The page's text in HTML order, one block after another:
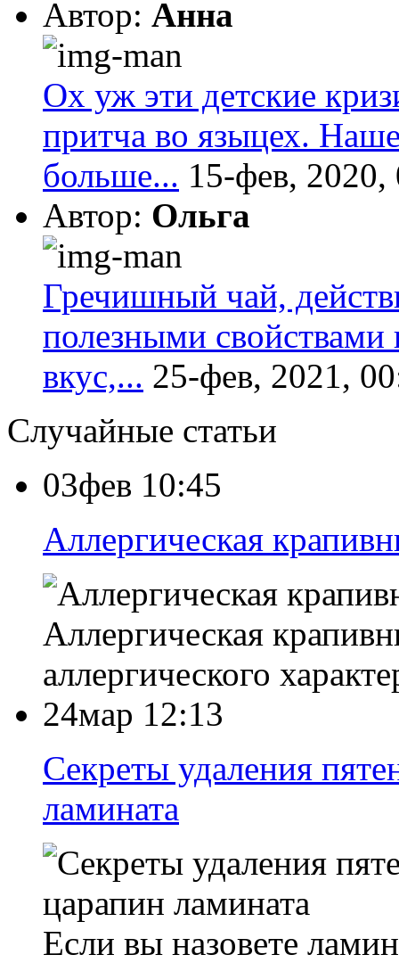
Автор: Анна
Ох уж эти детские
притча во языцех.
больше... 15-фев, 2020,
Автор: Ольга
Гречишный чай,
полезными
вкус,... 25-фев, 2021,
Случайные статьи
03фев 10:45
Аллергическая
Аллергическая
аллергического
24мар 12:13
Секреты удаления
ламината
Если вы назовете